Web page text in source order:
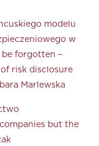
modelu
w
forgotten –
risk disclosure
Marlewska
but the